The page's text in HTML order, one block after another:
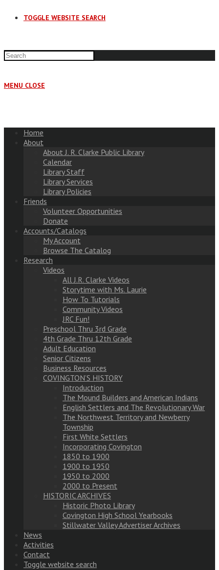
TOGGLE WEBSITE SEARCH
MENU CLOSE
Home
About
About J. R. Clarke Public Library
Calendar
Library Staff
Library Services
Library Policies
Friends
Volunteer Opportunities
Donate
Accounts/Catalogs
My Account
Browse The Catalog
Research
Videos
All J.R. Clarke Videos
Storytime with Ms. Laurie
How To Tutorials
Community Videos
JRC Fun!
Preschool Thru 3rd Grade
4th Grade Thru 12th Grade
Adult Education
Senior Citizens
Business Resources
COVINGTON’S HISTORY
Introduction
The Mound Builders and American Indians
English Settlers and The Revolutionary War
The Northwest Territory and Newberry
Township
First White Settlers
Incorporating Covington
1850 to 1900
1900 to 1950
1950 to 2000
2000 to Present
HISTORIC ARCHIVES
Historic Photo Library
Covington High School Yearbooks
Stillwater Valley Advertiser Archives
News
Activities
Contact
Toggle website search